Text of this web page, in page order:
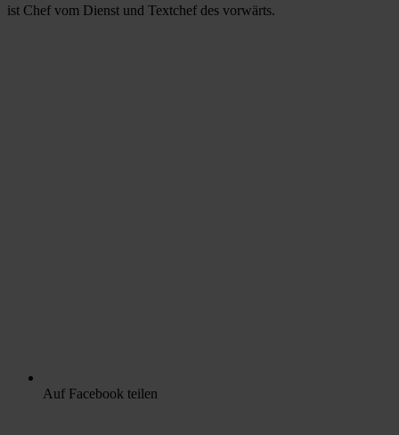
ist Chef vom Dienst und Textchef des vorwärts.
Auf Facebook teilen